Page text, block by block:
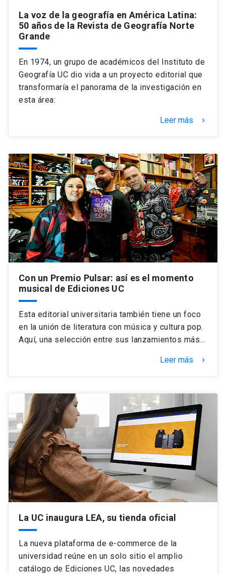
La voz de la geografía en América Latina:
50 años de la Revista de Geografía Norte
Grande
En 1974, un grupo de académicos del Instituto de
Geografía UC dio vida a un proyecto editorial que
transformaría el panorama de la investigación en
esta área:
Leer más keyboard_arrow_right
Con un Premio Pulsar: así es el momento
musical de Ediciones UC
Esta editorial universitaria también tiene un foco
en la unión de literatura con música y cultura pop.
Aquí, una selección entre sus lanzamientos más…
Leer más keyboard_arrow_right
La UC inaugura LEA, su tienda oficial
La nueva plataforma de e-commerce de la
universidad reúne en un solo sitio el amplio
catálogo de Ediciones UC, las novedades